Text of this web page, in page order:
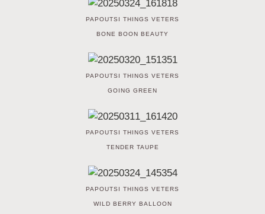
PAPOUTSI THINGS VETERS
BONE BOON BEAUTY
PAPOUTSI THINGS VETERS
GOING GREEN
PAPOUTSI THINGS VETERS
TENDER TAUPE
PAPOUTSI THINGS VETERS
WILD BERRY BALLOON